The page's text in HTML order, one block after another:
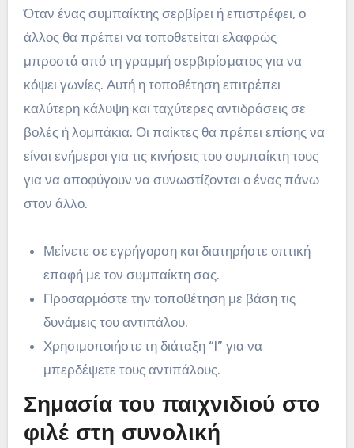
Όταν ένας συμπαίκτης σερβίρει ή επιστρέφει, ο
άλλος θα πρέπει να τοποθετείται ελαφρώς
μπροστά από τη γραμμή σερβιρίσματος για να
κόψει γωνίες. Αυτή η τοποθέτηση επιτρέπει
καλύτερη κάλυψη και ταχύτερες αντιδράσεις σε
βολές ή λομπάκια. Οι παίκτες θα πρέπει επίσης να
είναι ενήμεροι για τις κινήσεις του συμπαίκτη τους
για να αποφύγουν να συνωστίζονται ο ένας πάνω
στον άλλο.
Μείνετε σε εγρήγορση και διατηρήστε οπτική
επαφή με τον συμπαίκτη σας.
Προσαρμόστε την τοποθέτηση με βάση τις
δυνάμεις του αντιπάλου.
Χρησιμοποιήστε τη διάταξη “I” για να
μπερδέψετε τους αντιπάλους.
Σημασία του παιχνιδιού στο
φιλέ στη συνολική